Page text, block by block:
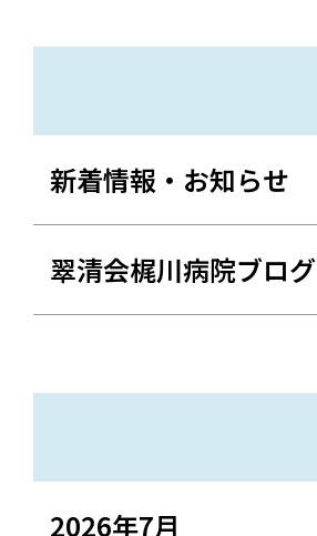
新着情報・お知らせ
翠清会梶川病院ブログ
2026年7月